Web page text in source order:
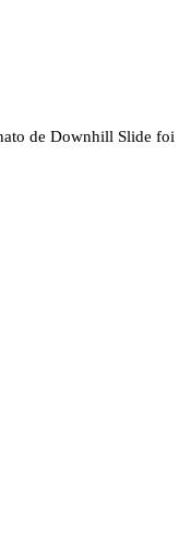
de Downhill Slide foi